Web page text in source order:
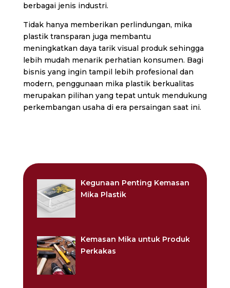
berbagai jenis industri.
Tidak hanya memberikan perlindungan, mika
plastik transparan juga membantu
meningkatkan daya tarik visual produk sehingga
lebih mudah menarik perhatian konsumen. Bagi
bisnis yang ingin tampil lebih profesional dan
modern, penggunaan mika plastik berkualitas
merupakan pilihan yang tepat untuk mendukung
perkembangan usaha di era persaingan saat ini.
Kegunaan Penting Kemasan
Mika Plastik
Kemasan Mika untuk Produk
Perkakas